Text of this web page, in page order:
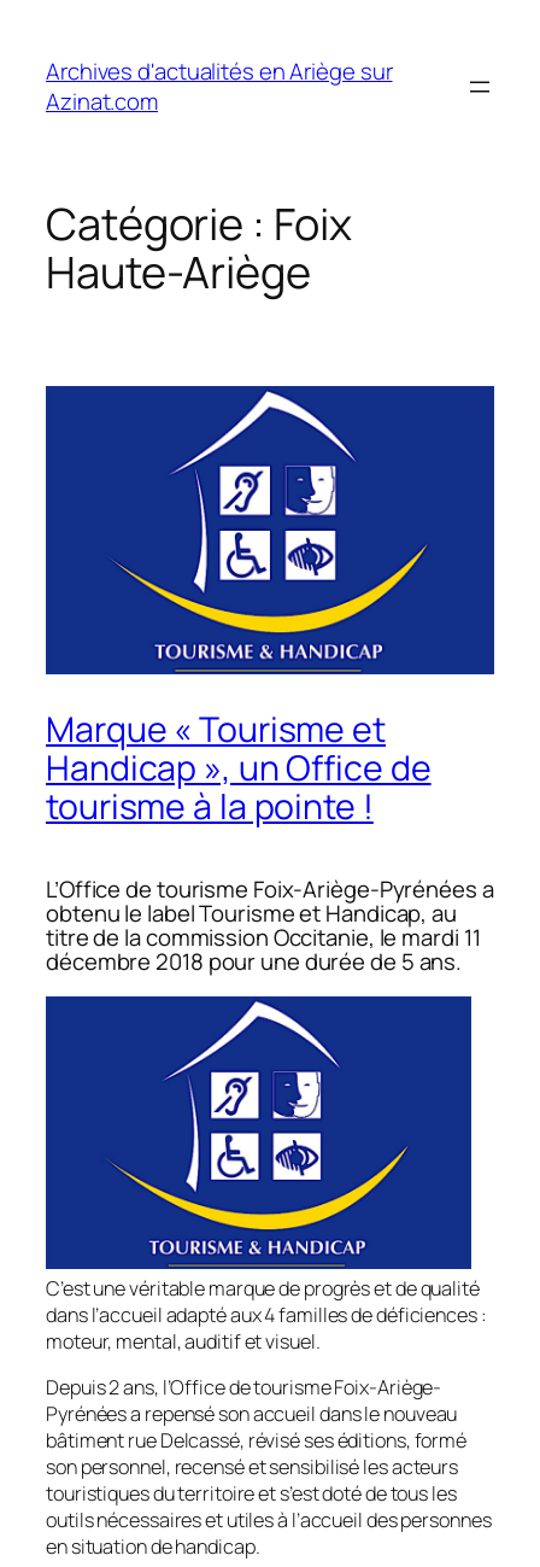
contenu
Archives d'actualités en Ariège sur
Azinat.com
Catégorie : Foix
Haute-Ariège
Marque « Tourisme et
Handicap », un Office de
tourisme à la pointe !
L’Office de tourisme Foix-Ariège-Pyrénées a
obtenu le label Tourisme et Handicap, au
titre de la commission Occitanie, le mardi 11
décembre 2018 pour une durée de 5 ans.
C’est une véritable marque de progrès et de qualité
dans l’accueil adapté aux 4 familles de déficiences :
moteur, mental, auditif et visuel.
Depuis 2 ans, l’Office de tourisme Foix-Ariège-
Pyrénées a repensé son accueil dans le nouveau
bâtiment rue Delcassé, révisé ses éditions, formé
son personnel, recensé et sensibilisé les acteurs
touristiques du territoire et s’est doté de tous les
outils nécessaires et utiles à l’accueil des personnes
en situation de handicap.